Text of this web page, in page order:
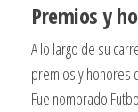
Premios y
A lo largo de su
premios y honores
Fue nombrado